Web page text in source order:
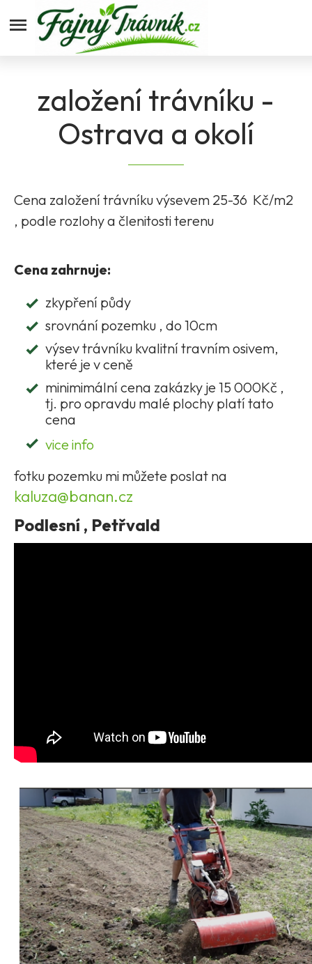
Fajnytravnik.cz
založení trávníku -
Ostrava a okolí
Cena založení trávníku výsevem 25-36 Kč/m2
, podle rozlohy a členitosti terenu
Cena zahrnuje:
zkypření půdy
srovnání pozemku , do 10cm
výsev trávníku kvalitní travním osivem,
které je v ceně
minimimální cena zakázky je 15 000Kč ,
tj. pro opravdu malé plochy platí tato
cena
vice info
fotku pozemku mi můžete poslat na
kaluza@banan.cz
Podlesní , Petřvald